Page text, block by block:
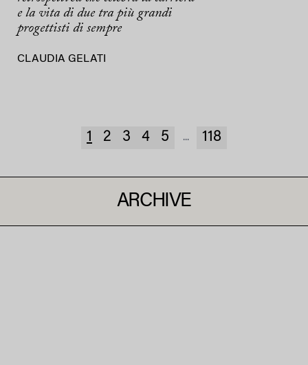
e la vita di due tra più grandi
progettisti di sempre
CLAUDIA GELATI
1 2 3 4 5 ... 118
ARCHIVE